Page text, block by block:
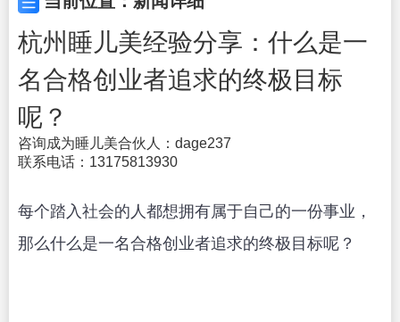
杭州睡儿美经验分享：什么是一
名合格创业者追求的终极目标
呢？
咨询成为睡儿美合伙人：dage237
联系电话：13175813930
每个踏入社会的人都想拥有属于自己的一份事业，
那么什么是一名合格创业者追求的终极目标呢？